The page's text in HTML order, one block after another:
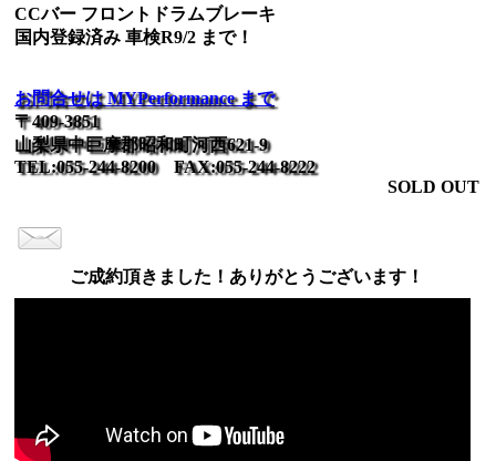
CCバー フロントドラムブレーキ
国内登録済み 車検R9/2 まで！
お問合せは MYPerformance まで
〒409-3851
山梨県中巨摩郡昭和町河西621-9
TEL:055-244-8200 FAX:055-244-8222
SOLD OUT
ご成約頂きました！ありがとうございます！